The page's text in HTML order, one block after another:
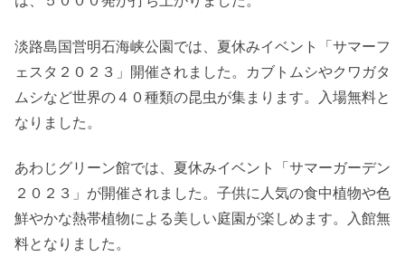
淡路島国営明石海峡公園では、夏休みイベント「サマーフ
ェスタ２０２３」開催されました。カブトムシやクワガタ
ムシなど世界の４０種類の昆虫が集まります。入場無料と
なりました。
あわじグリーン館では、夏休みイベント「サマーガーデン
２０２３」が開催されました。子供に人気の食中植物や色
鮮やかな熱帯植物による美しい庭園が楽しめます。入館無
料となりました。